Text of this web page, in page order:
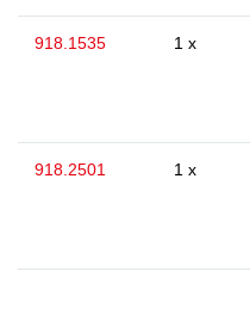
918.1535 1 x
918.2501 1 x